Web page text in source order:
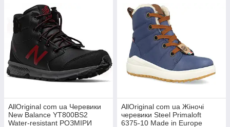
AllOriginal com ua Черевики
New Balance YT800BS2
Water-resistant РОЗМІРИ
AllOriginal com ua Жіночі
черевики Steel Primaloft
6375-10 Made in Europe